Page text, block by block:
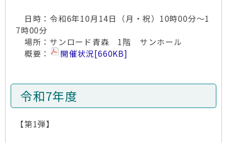
日時：令和6年10月14日（月・祝）10時00分～1
7時00分
場所：サンロード青森 1階 サンホール
概要：
開催状況[660KB]
令和7年度
【第1弾】